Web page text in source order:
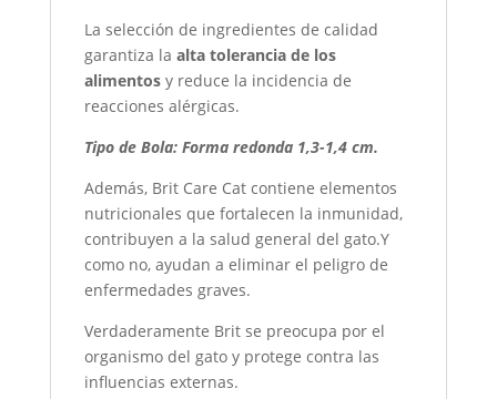
La selección de ingredientes de calidad
garantiza la alta tolerancia de los
alimentosy reduce la incidencia de
reacciones alérgicas.
Tipo de Bola: Forma redonda 1,3-1,4 cm.
Además, Brit Care Cat contiene elementos
nutricionales que fortalecen la inmunidad,
contribuyen a la salud general del gato.Y
como no, ayudan a eliminar el peligro de
enfermedades graves.
Verdaderamente Brit se preocupa por el
organismo del gato y protege contra las
influencias externas.